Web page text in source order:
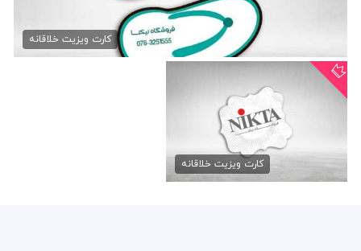
کارت ویزیت خلاقانه کفش
کارت ویزیت خلاقانه
کارت ویزیت برش خاص کفش
99,000 تومانکارت ویزیت خلاقانه